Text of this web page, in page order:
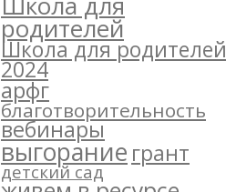
родителей
Школа для родителей
2024
арфг
благотворительность
вебинары
выгорание грант
детский сад